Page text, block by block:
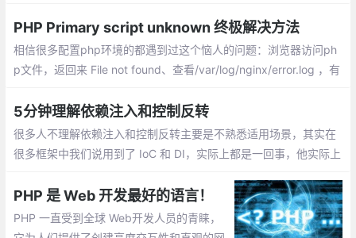
敏感的部分api数据传输进行数据加密，这时
候rsa非对称加密就能派上用处了，下面通过
一个例子来说明如何用php来实现数据的加
PHP Primary script unknown 终极解决方法
相信很多配置php环境的都遇到过这个恼人的问题：浏览器访问ph
p文件，返回来 File not found、查看/var/log/nginx/error.log ，有
5分钟理解依赖注入和控制反转
很多人不理解依赖注入和控制反转主要是不熟悉适用场景，其实在
很多框架中我们说用到了 IoC 和 DI，实际上都是一回事，他实际上
去理解 依赖注入 和 控制反转 时，我们需要有两个概念。
PHP 是 Web 开发最好的语言！
PHP 一直受到全球 Web开发人员的青睐，